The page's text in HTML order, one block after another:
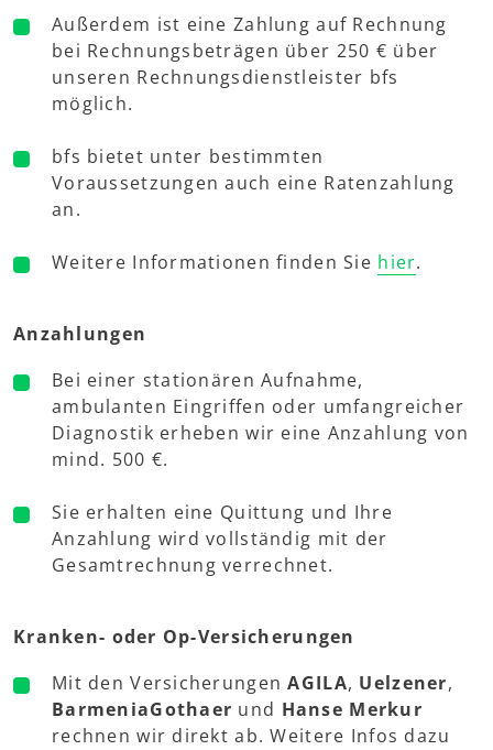
Außerdem ist eine Zahlung auf Rechnung
bei Rechnungsbeträgen über 250 € über
unseren Rechnungsdienstleister bfs
möglich.
bfs bietet unter bestimmten
Voraussetzungen auch eine Ratenzahlung
an.
Weitere Informationen finden Sie hier.
Anzahlungen
Bei einer stationären Aufnahme,
ambulanten Eingriffen oder umfangreicher
Diagnostik erheben wir eine Anzahlung von
mind. 500 €.
Sie erhalten eine Quittung und Ihre
Anzahlung wird vollständig mit der
Gesamtrechnung verrechnet.
Kranken- oder Op-Versicherungen
Mit den VersicherungenAGILA, Uelzener,
BarmeniaGothaer und Hanse Merkur
rechnen wir direkt ab. Weitere Infos dazu